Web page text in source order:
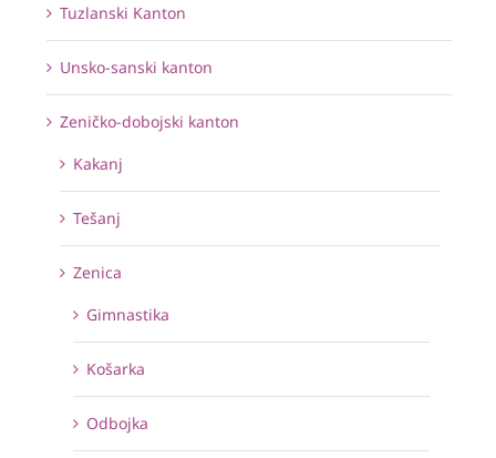
Tuzlanski Kanton
Unsko-sanski kanton
Zeničko-dobojski kanton
Kakanj
Tešanj
Zenica
Gimnastika
Košarka
Odbojka